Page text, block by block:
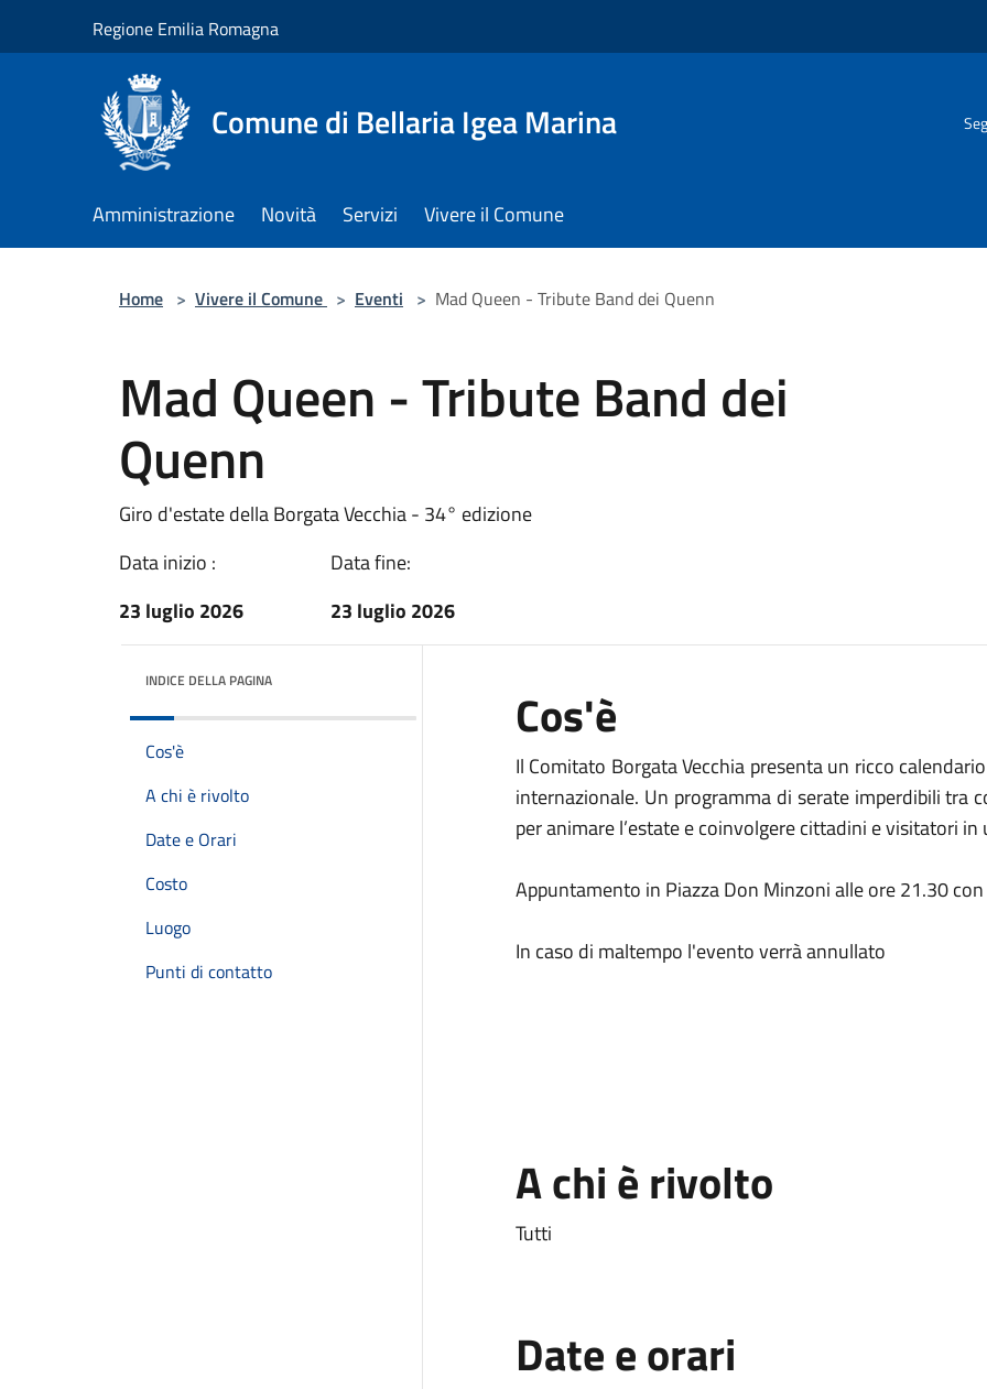
Regione Emilia Romagna
Comune di Bellaria Igea Marina
Amministrazione Novità Servizi Vivere il Comune
Home > Vivere il Comune > Eventi > Mad Queen - Tribute Band dei Quenn
Mad Queen - Tribute Band dei
Quenn
Giro d'estate della Borgata Vecchia - 34° edizione
Data inizio :
23 luglio 2026
Data fine:
23 luglio 2026
INDICE DELLA PAGINA
Cos'è
A chi è rivolto
Date e Orari
Costo
Luogo
Punti di contatto
Cos'è
Il Comitato Borgata Vecchia presenta un ricco
internazionale. Un programma di serate imperdibili tra
per animare l’estate e coinvolgere cittadini e visitatori
Appuntamento in Piazza Don Minzoni alle ore 21.30
In caso di maltempo l'evento verrà annullato
A chi è rivolto
Tutti
Date e orari